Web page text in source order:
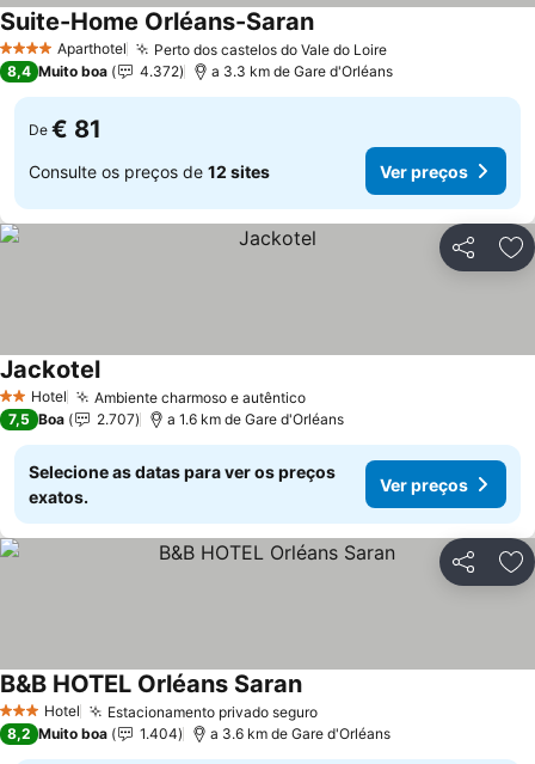
4 EstrelasAparthotel Perto dos castelos do Vale do Loire
Suite-Home Orléans-Saran
8,4 Muito boa 4.372 a 3.3 km de Gare d'Orléans
De € 81
Consulte os preços de 12 sites Ver preços
Partilhar
2 Estrelas
Hotel Ambiente charmoso e autêntico
Jackotel
7,5 Boa 2.707 a 1.6 km de Gare d'Orléans
Selecione as datas para ver os preços
exatos.
Ver preços
Partilhar
3 EstrelasHotel Estacionamento privado seguro
B&B HOTEL Orléans Saran
8,2 Muito boa 1.404 a 3.6 km de Gare d'Orléans